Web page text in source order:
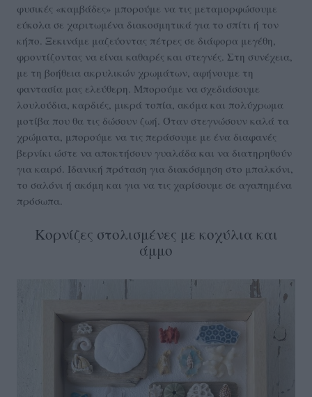
φυσικές «καμβάδες» μπορούμε να τις μεταμορφώσουμε
εύκολα σε χαριτωμένα διακοσμητικά για το σπίτι ή τον
κήπο. Ξεκινάμε μαζεύοντας πέτρες σε διάφορα μεγέθη,
φροντίζοντας να είναι καθαρές και στεγνές. Στη συνέχεια,
με τη βοήθεια ακρυλικών χρωμάτων, αφήνουμε τη
φαντασία μας ελεύθερη. Μπορούμε να σχεδιάσουμε
λουλούδια, καρδιές, μικρά τοπία, ακόμα και πολύχρωμα
μοτίβα που θα τις δώσουν ζωή. Όταν στεγνώσουν καλά τα
χρώματα, μπορούμε να τις περάσουμε με ένα διαφανές
βερνίκι ώστε να αποκτήσουν γυαλάδα και να διατηρηθούν
για καιρό. Ιδανική πρόταση για διακόσμηση στο μπαλκόνι,
το σαλόνι ή ακόμη και για να τις χαρίσουμε σε αγαπημένα
πρόσωπα.
Κορνίζες στολισμένες με κοχύλια και
άμμο